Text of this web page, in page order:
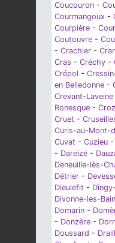
Coucouron -
Courmangoux -
Courpière -
Coutouvre -
- Crachier -
Cras - Créchy -
Crépol -
en Belledonne -
Crevant-Laveine
Ronesque -
Cruet -
Curis-au-Mont-
Cuvat - Cuzieu -
- Dareizé -
Deneuille-lès-
Détrier -
Dieulefit -
Divonne-les-
Domarin -
- Donzère -
Doussard -